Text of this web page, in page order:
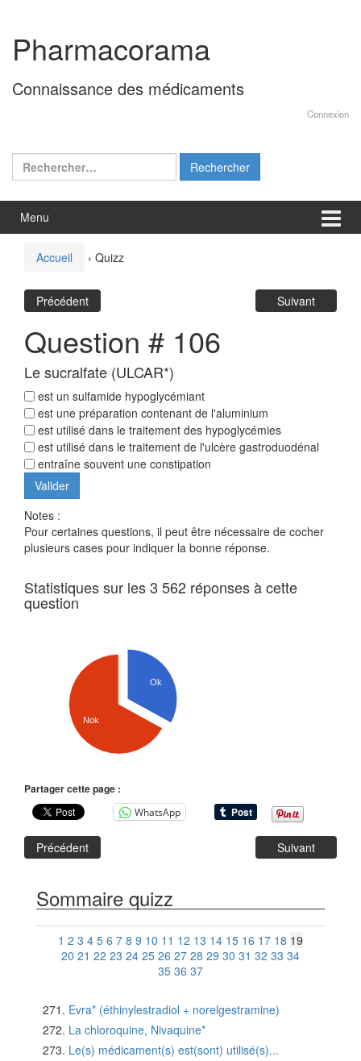
contenu
menu
principal
Pharmacorama
Connaissance des médicaments
Connexion
Rechercher :
Menu
Accueil › Quizz
Précédent Suivant
Question # 106
Le sucralfate (ULCAR*)
est un sulfamide hypoglycémiant
est une préparation contenant de l'aluminium
est utilisé dans le traitement des hypoglycémies
est utilisé dans le traitement de l'ulcère gastroduodénal
entraîne souvent une constipation
Notes :
Pour certaines questions, il peut être nécessaire de cocher
plusieurs cases pour indiquer la bonne réponse.
Statistiques sur les 3 562 réponses à cette
question
Ok
Nok
Partager cette page :
WhatsApp
Précédent Suivant
Sommaire quizz
1 2 3 4 5 6 7 8 9 10 11 12 13 14 15 16 17 18 19
20 21 22 23 24 25 26 27 28 29 30 31 32 33 34
35 36 37
Evra* (éthinylestradiol + norelgestramine)
La chloroquine, Nivaquine*
Le(s) médicament(s) est(sont) utilisé(s)...